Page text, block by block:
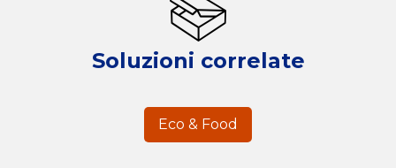
Soluzioni correlate
Eco & Food